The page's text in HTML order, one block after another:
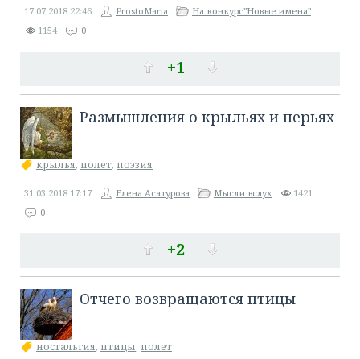
+1
17.07.2018 22:46 ProstoMaria
На конкурс"Новые имена"
1154
0
Размышления о крыльях и перьях
крылья, полет, поэзия
+2
31.03.2018 17:17 Елена Асатурова Мысли вслух
1421
0
Отчего возвращаются птицы
ностальгия, птицы, полет